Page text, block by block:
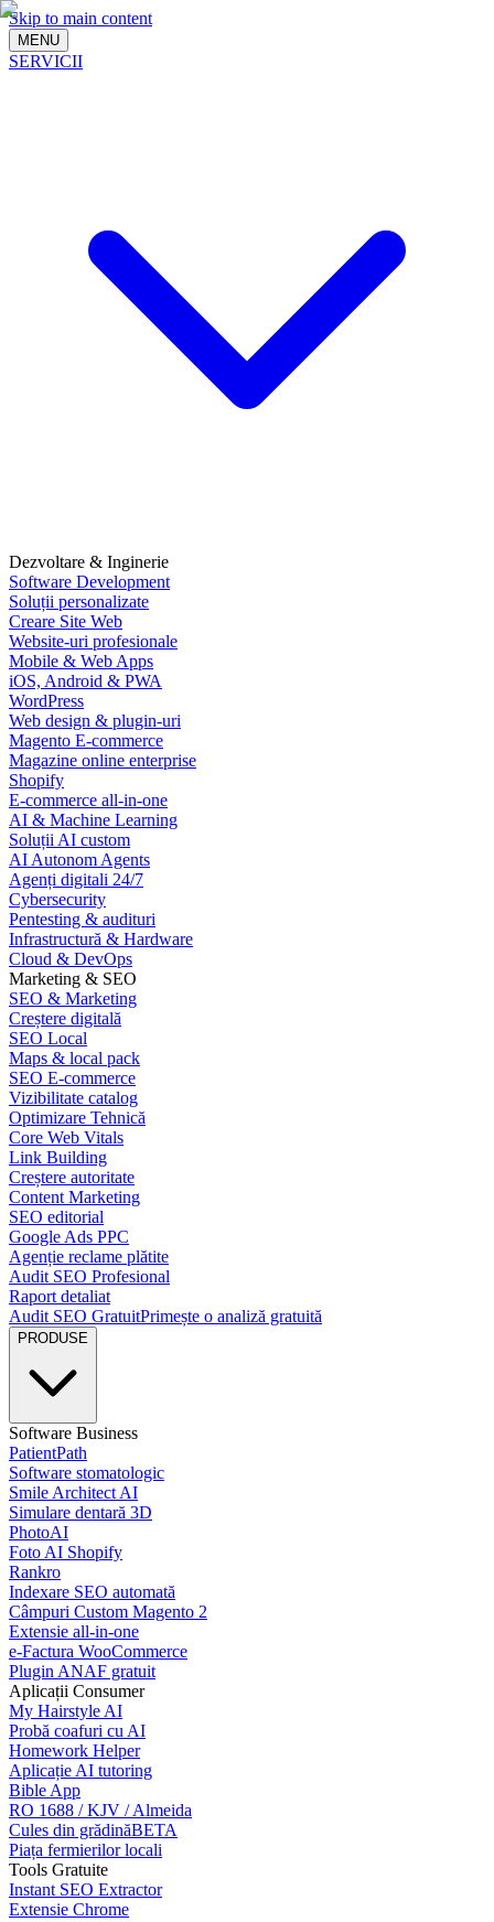
Skip to main content
MENU
SERVICII
Dezvoltare & Inginerie
Software Development
Soluții personalizate
Creare Site Web
Website-uri profesionale
Mobile & Web Apps
iOS, Android & PWA
WordPress
Web design & plugin-uri
Magento E-commerce
Magazine online enterprise
Shopify
E-commerce all-in-one
AI & Machine Learning
Soluții AI custom
AI Autonom Agents
Agenți digitali 24/7
Cybersecurity
Pentesting & audituri
Infrastructură & Hardware
Cloud & DevOps
Marketing & SEO
SEO & Marketing
Creștere digitală
SEO Local
Maps & local pack
SEO E-commerce
Vizibilitate catalog
Optimizare Tehnică
Core Web Vitals
Link Building
Creștere autoritate
Content Marketing
SEO editorial
Google Ads PPC
Agenție reclame plătite
Audit SEO Profesional
Raport detaliat
Audit SEO GratuitPrimește o analiză gratuită
PRODUSE
Software Business
PatientPath
Software stomatologic
Smile Architect AI
Simulare dentară 3D
PhotoAI
Foto AI Shopify
Rankro
Indexare SEO automată
Câmpuri Custom Magento 2
Extensie all-in-one
e-Factura WooCommerce
Plugin ANAF gratuit
Aplicații Consumer
My Hairstyle AI
Probă coafuri cu AI
Homework Helper
Aplicație AI tutoring
Bible App
RO 1688 / KJV / Almeida
Cules din grădinăBETA
Piața fermierilor locali
Tools Gratuite
Instant SEO Extractor
Extensie Chrome